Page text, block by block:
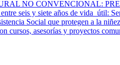
NO CONVENCIONAL:
seis y siete años de vida útil:
Social que protegen a la
cursos, asesorías y proyectos